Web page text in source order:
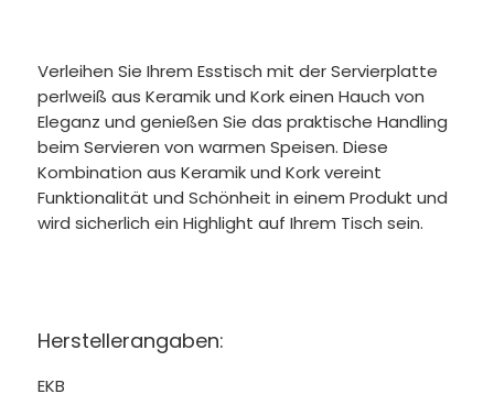
Verleihen Sie Ihrem Esstisch mit der Servierplatte
perlweiß aus Keramik und Kork einen Hauch von
Eleganz und genießen Sie das praktische Handling
beim Servieren von warmen Speisen. Diese
Kombination aus Keramik und Kork vereint
Funktionalität und Schönheit in einem Produkt und
wird sicherlich ein Highlight auf Ihrem Tisch sein.
Herstellerangaben:
EKB